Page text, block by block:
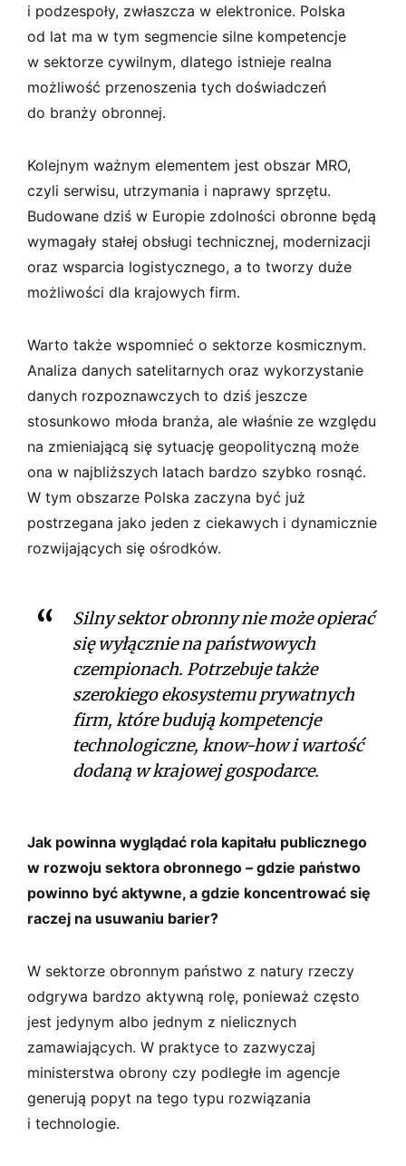
i podzespoły, zwłaszcza w elektronice. Polska
od lat ma w tym segmencie silne kompetencje
w sektorze cywilnym, dlatego istnieje realna
możliwość przenoszenia tych doświadczeń
do branży obronnej.
Kolejnym ważnym elementem jest obszar MRO,
czyli serwisu, utrzymania i naprawy sprzętu.
Budowane dziś w Europie zdolności obronne będą
wymagały stałej obsługi technicznej, modernizacji
oraz wsparcia logistycznego, a to tworzy duże
możliwości dla krajowych firm.
Warto także wspomnieć o sektorze kosmicznym.
Analiza danych satelitarnych oraz wykorzystanie
danych rozpoznawczych to dziś jeszcze
stosunkowo młoda branża, ale właśnie ze względu
na zmieniającą się sytuację geopolityczną może
ona w najbliższych latach bardzo szybko rosnąć.
W tym obszarze Polska zaczyna być już
postrzegana jako jeden z ciekawych i dynamicznie
rozwijających się ośrodków.
Silny sektor obronny nie może opierać
się wyłącznie na państwowych
czempionach. Potrzebuje także
szerokiego ekosystemu prywatnych
firm, które budują kompetencje
technologiczne, know-how i wartość
dodaną w krajowej gospodarce.
Jak powinna wyglądać rola kapitału publicznego
w rozwoju sektora obronnego – gdzie państwo
powinno być aktywne, a gdzie koncentrować się
raczej na usuwaniu barier?
W sektorze obronnym państwo z natury rzeczy
odgrywa bardzo aktywną rolę, ponieważ często
jest jedynym albo jednym z nielicznych
zamawiających. W praktyce to zazwyczaj
ministerstwa obrony czy podległe im agencje
generują popyt na tego typu rozwiązania
i technologie.